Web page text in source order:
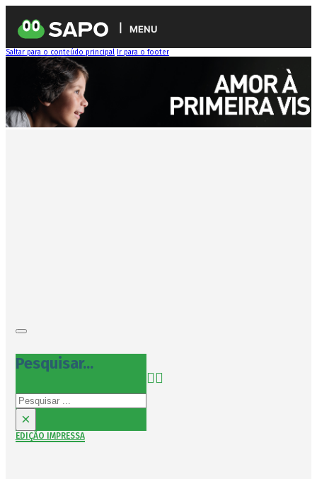
MENU
Saltar para o conteúdo principal Ir para o footer
Pesquisar...
Pesquisar
×
EDIÇÃO IMPRESSA